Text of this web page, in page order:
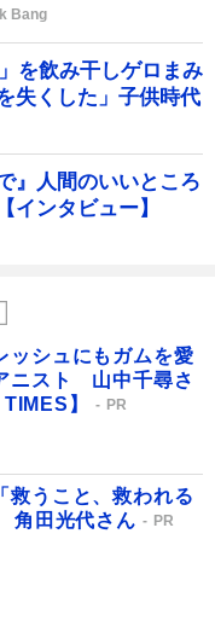
Bang
を飲み干しゲロまみ
失くした」子供時代
』人間のいいところ
インタビュー】
ッシュにもガムを愛
ニスト 山中千尋さ
】
PR
救うこと、救われる
角田光代さん
PR